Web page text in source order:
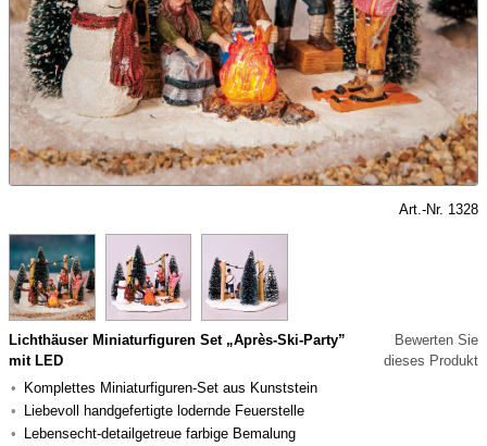
Art.-Nr. 1328
Lichthäuser Miniaturfiguren Set „Après-Ski-Party”
mit LED
Komplettes Miniaturfiguren-Set aus Kunststein
Liebevoll handgefertigte lodernde Feuerstelle
Lebensecht-detailgetreue farbige Bemalung
Bewerten Sie
dieses Produkt